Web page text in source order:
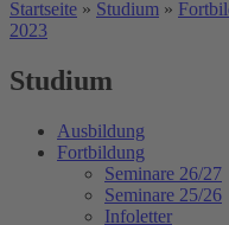
Startseite » Studium »
2023
Studium
Ausbildung
Fortbildung
Seminare 26/27
Seminare 25/26
Infoletter